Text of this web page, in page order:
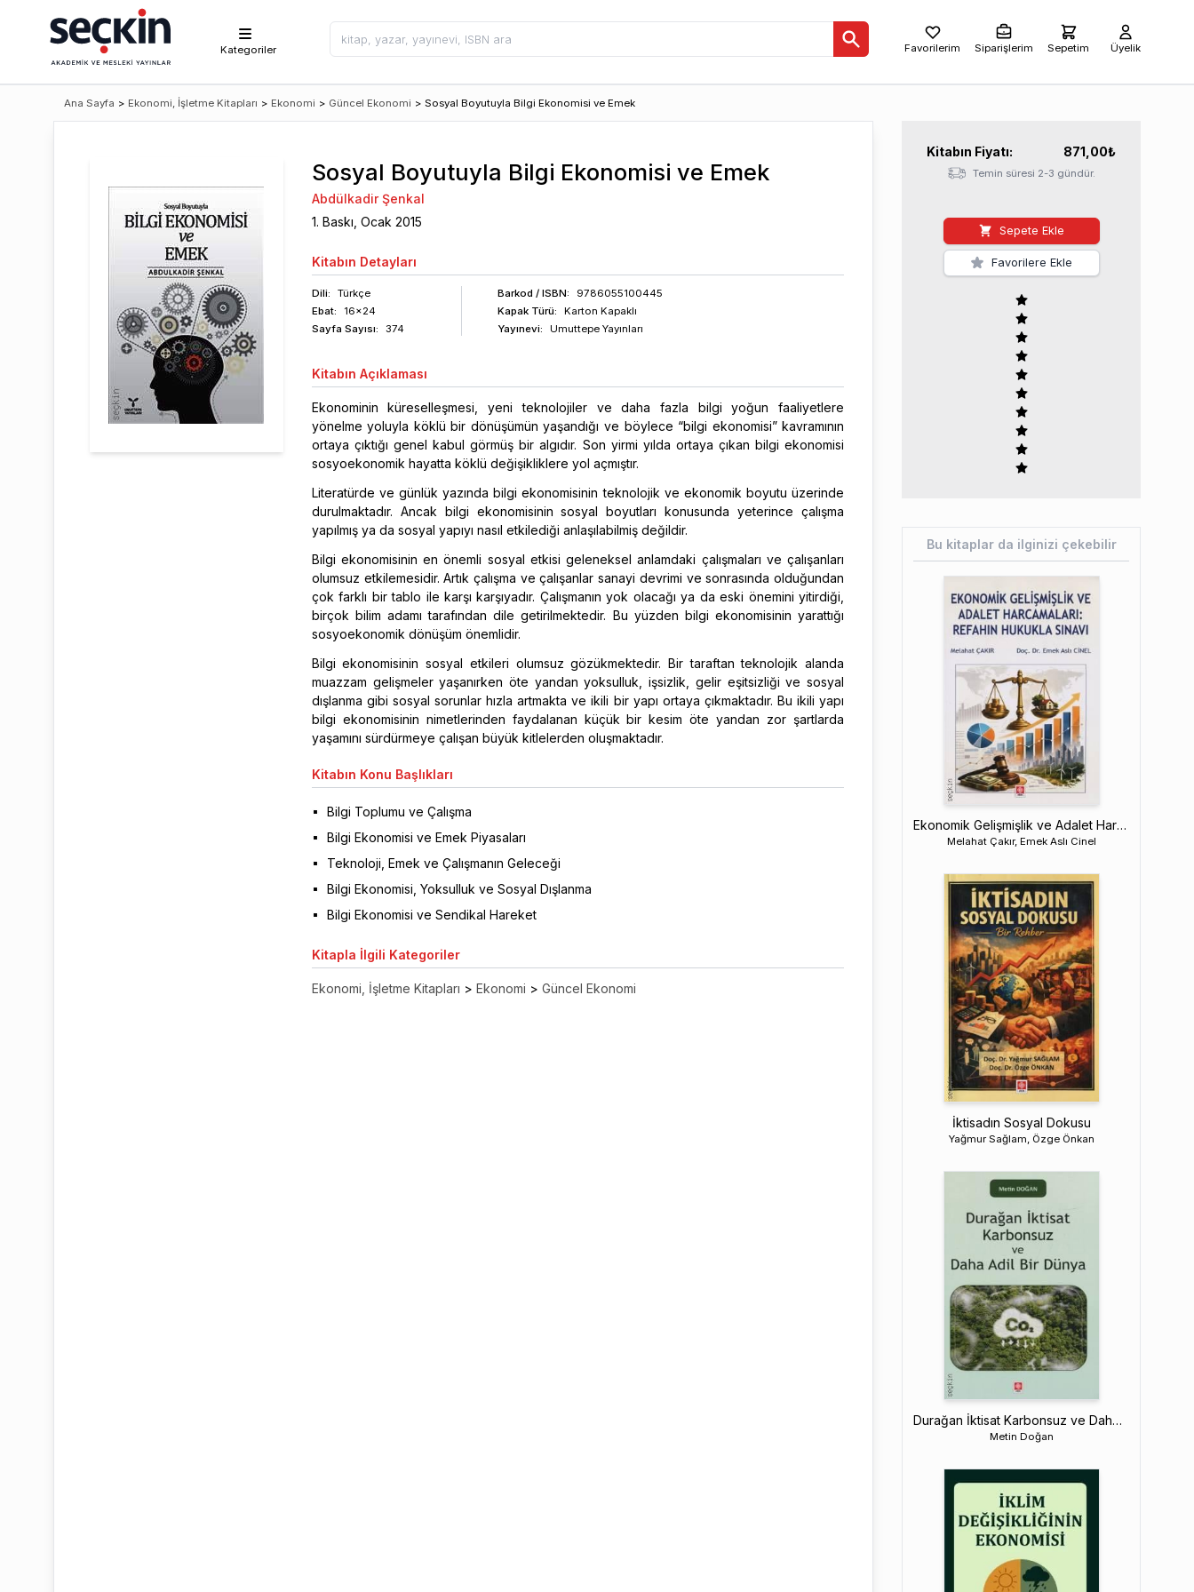
Kategoriler Favorilerim Siparişlerim Sepetim Üyelik
Ana Sayfa > Ekonomi, İşletme Kitapları > Ekonomi > Güncel Ekonomi > Sosyal Boyutuyla Bilgi Ekonomisi ve Emek
Sosyal Boyutuyla Bilgi Ekonomisi ve Emek
Abdülkadir Şenkal
1. Baskı, Ocak 2015
Kitabın Detayları
Dili:
Türkçe
Ebat:
16x24
Sayfa Sayısı: 374
Barkod / ISBN:
9786055100445
Kapak Türü:
Karton Kapaklı
Yayınevi:
Umuttepe Yayınları
Kitabın Açıklaması
Ekonominin küreselleşmesi, yeni teknolojiler ve daha fazla bilgi yoğun faaliyetlere
yönelme yoluyla köklü bir dönüşümün yaşandığı ve böylece “bilgi ekonomisi” kavramının
ortaya çıktığı genel kabul görmüş bir algıdır. Son yirmi yılda ortaya çıkan bilgi ekonomisi
sosyoekonomik hayatta köklü değişikliklere yol açmıştır.
Literatürde ve günlük yazında bilgi ekonomisinin teknolojik ve ekonomik boyutu üzerinde
durulmaktadır. Ancak bilgi ekonomisinin sosyal boyutları konusunda yeterince çalışma
yapılmış ya da sosyal yapıyı nasıl etkilediği anlaşılabilmiş değildir.
Bilgi ekonomisinin en önemli sosyal etkisi geleneksel anlamdaki çalışmaları ve çalışanları
olumsuz etkilemesidir. Artık çalışma ve çalışanlar sanayi devrimi ve sonrasında olduğundan
çok farklı bir tablo ile karşı karşıyadır. Çalışmanın yok olacağı ya da eski önemini yitirdiği,
birçok bilim adamı tarafından dile getirilmektedir. Bu yüzden bilgi ekonomisinin yarattığı
sosyoekonomik dönüşüm önemlidir.
Bilgi ekonomisinin sosyal etkileri olumsuz gözükmektedir. Bir taraftan teknolojik alanda
muazzam gelişmeler yaşanırken öte yandan yoksulluk, işsizlik, gelir eşitsizliği ve sosyal
dışlanma gibi sosyal sorunlar hızla artmakta ve ikili bir yapı ortaya çıkmaktadır. Bu ikili yapı
bilgi ekonomisinin nimetlerinden faydalanan küçük bir kesim öte yandan zor şartlarda
yaşamını sürdürmeye çalışan büyük kitlelerden oluşmaktadır.
Kitabın Konu Başlıkları
Bilgi Toplumu ve Çalışma
Bilgi Ekonomisi ve Emek Piyasaları
Teknoloji, Emek ve Çalışmanın Geleceği
Bilgi Ekonomisi, Yoksulluk ve Sosyal Dışlanma
Bilgi Ekonomisi ve Sendikal Hareket
Kitapla İlgili Kategoriler
Ekonomi, İşletme Kitapları > Ekonomi > Güncel Ekonomi
Kitabın Fiyatı: 871,00₺
Temin süresi 2-3 gündür.
Sepete Ekle
Favorilere Ekle
Bu kitaplar da ilginizi çekebilir
Ekonomik Gelişmişlik ve Adalet Harcamaları: Refahın Hukukla Sınavı
Melahat Çakır, Emek Aslı Cinel
İktisadın Sosyal Dokusu
Yağmur Sağlam, Özge Önkan
Durağan İktisat Karbonsuz ve Daha Adil Bir Dünya
Metin Doğan